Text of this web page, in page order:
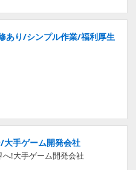
あり/シンプル作業/福利厚生
手ゲーム開発会社
!大手ゲーム開発会社